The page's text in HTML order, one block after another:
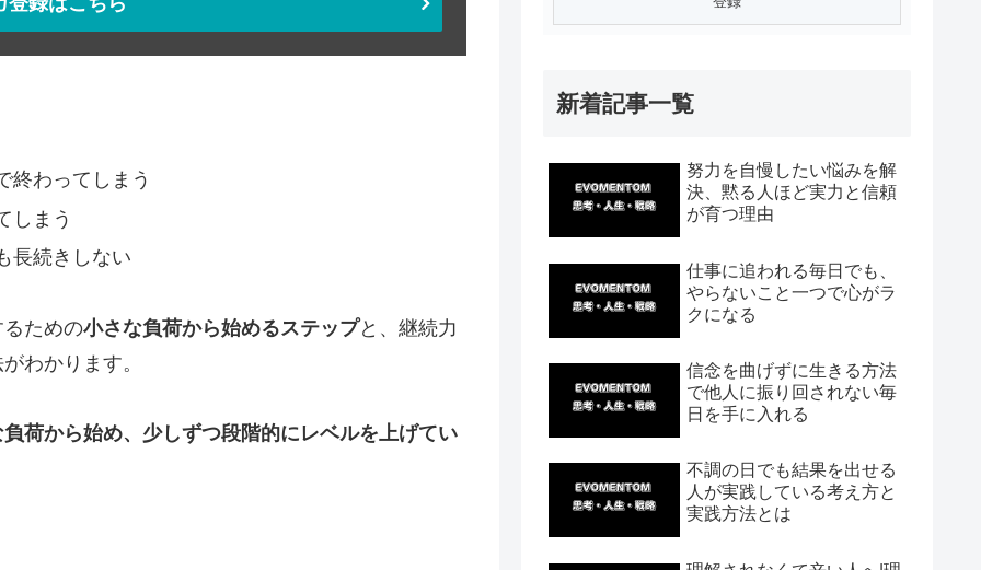
終わってしまう
しまう
長続きしない
ための小さな負荷から始めるステップと、継続力
わかります。
荷から始め、少しずつ段階的にレベルを上げてい
新着記事一覧
努力を自慢したい悩みを解
決、黙る人ほど実力と信頼
が育つ理由
仕事に追われる毎日でも、
やらないこと一つで心がラ
クになる
信念を曲げずに生きる方法
で他人に振り回されない毎
日を手に入れる
不調の日でも結果を出せる
人が実践している考え方と
実践方法とは